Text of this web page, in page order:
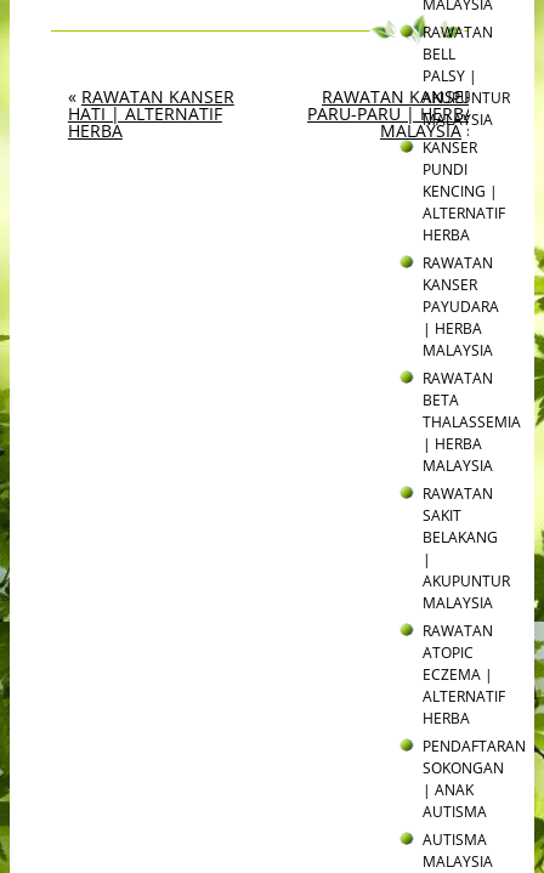
« RAWATAN KANSER
HATI | ALTERNATIF
HERBA
RAWATAN KANSER
PARU-PARU | HERBA
MALAYSIA»
RAWATAN
BELL
PALSY |
AKUPUNTUR
MALAYSIA
KANSER
PUNDI
KENCING |
ALTERNATIF
HERBA
RAWATAN
KANSER
PAYUDARA
| HERBA
MALAYSIA
RAWATAN
BETA
THALASSEMIA
| HERBA
MALAYSIA
RAWATAN
SAKIT
BELAKANG
|
AKUPUNTUR
MALAYSIA
RAWATAN
ATOPIC
ECZEMA |
ALTERNATIF
HERBA
PENDAFTARAN
SOKONGAN
| ANAK
AUTISMA
AUTISMA
MALAYSIA